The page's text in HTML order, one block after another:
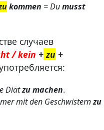
kommen = Dumusst
случаев
/ kein +zu +
Diätzu machen.
mit den Geschwisternzu